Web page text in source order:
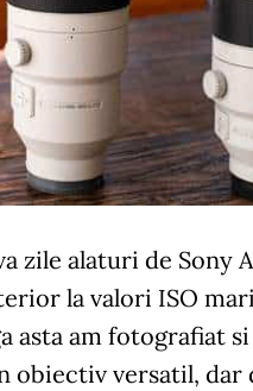
zile alaturi de Sony
la valori ISO
asta am fotografiat
obiectiv versatil,